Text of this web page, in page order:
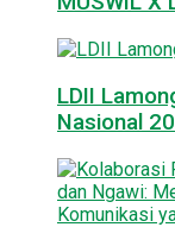
LDII
Nasional